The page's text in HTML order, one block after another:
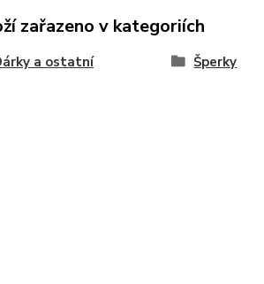
zařazeno v kategoriích
a ostatní Šperky